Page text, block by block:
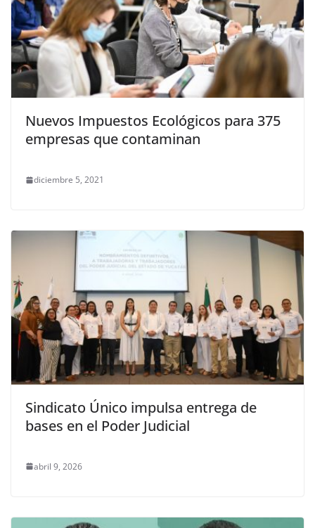
Nuevos Impuestos Ecológicos para 375
empresas que contaminan
diciembre 5, 2021
Sindicato Único impulsa entrega de
bases en el Poder Judicial
abril 9, 2026